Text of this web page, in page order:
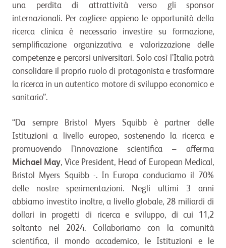
una perdita di attrattività verso gli sponsor
internazionali. Per cogliere appieno le opportunità della
ricerca clinica è necessario investire su formazione,
semplificazione organizzativa e valorizzazione delle
competenze e percorsi universitari. Solo così l’Italia potrà
consolidare il proprio ruolo di protagonista e trasformare
la ricerca in un autentico motore di sviluppo economico e
sanitario”.
“Da sempre Bristol Myers Squibb è partner delle
Istituzioni a livello europeo, sostenendo la ricerca e
promuovendo l’innovazione scientifica – afferma
Michael May, Vice President, Head of European Medical,
Bristol Myers Squibb -. In Europa conduciamo il 70%
delle nostre sperimentazioni. Negli ultimi 3 anni
abbiamo investito inoltre, a livello globale, 28 miliardi di
dollari in progetti di ricerca e sviluppo, di cui 11,2
soltanto nel 2024. Collaboriamo con la comunità
scientifica, il mondo accademico, le Istituzioni e le